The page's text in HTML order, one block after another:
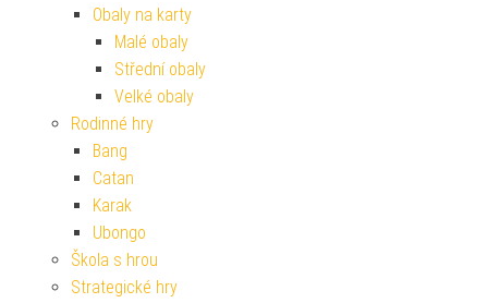
Obaly na karty
Malé obaly
Střední obaly
Velké obaly
Rodinné hry
Bang
Catan
Karak
Ubongo
Škola s hrou
Strategické hry